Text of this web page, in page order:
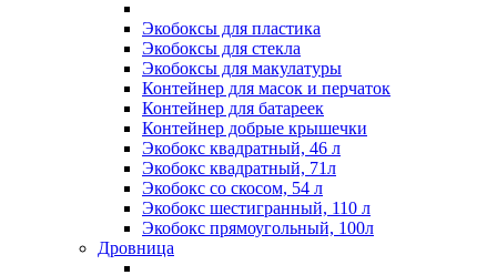
Экобоксы для пластика
Экобоксы для стекла
Экобоксы для макулатуры
Контейнер для масок и перчаток
Контейнер для батареек
Контейнер добрые крышечки
Экобокс квадратный, 46 л
Экобокс квадратный, 71л
Экобокс со скосом, 54 л
Экобокс шестигранный, 110 л
Экобокс прямоугольный, 100л
Дровница